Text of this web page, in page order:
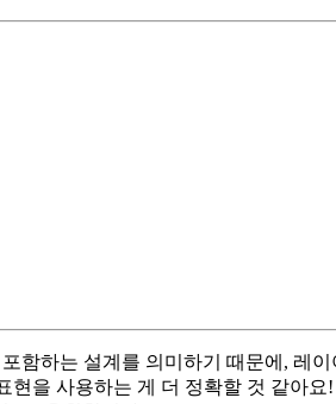
함하는 설계를 의미하기 때문에, 레
현을 사용하는 게 더 정확할 것 같아